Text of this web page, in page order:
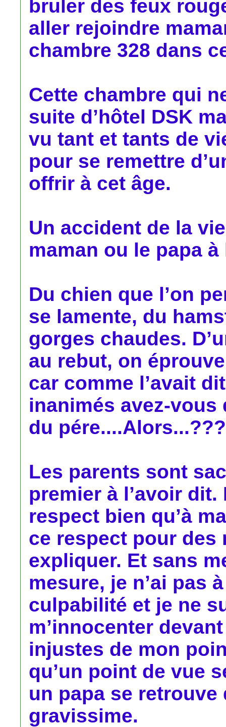
bruler des feux
aller rejoindre
chambre 328 dans
Cette chambre qui
suite d’hôtel DSK
vu tant et tants de
pour se remettre
offrir à cet âge.
Un accident de la
maman ou le papa à
Du chien que l’on
se lamente, du
gorges chaudes.
au rebut, on
car comme l’avait
inanimés avez-vous
du pére....Alors...???
Les parents sont
premier à l’avoir
respect bien qu’à
ce respect pour
expliquer. Et sans
mesure, je n’ai pas
culpabilité et je ne
m’innocenter
injustes de mon
qu’un point de vue
un papa se
gravissime.